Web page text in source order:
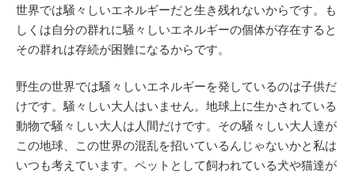
世界では騒々しいエネルギーだと生き残れないからです。も
しくは自分の群れに騒々しいエネルギーの個体が存在すると
その群れは存続が困難になるからです。
野生の世界では騒々しいエネルギーを発しているのは子供だ
けです。騒々しい大人はいません。地球上に生かされている
動物で騒々しい大人は人間だけです。その騒々しい大人達が
この地球、この世界の混乱を招いているんじゃないかと私は
いつも考えています。ペットとして飼われている犬や猫達が